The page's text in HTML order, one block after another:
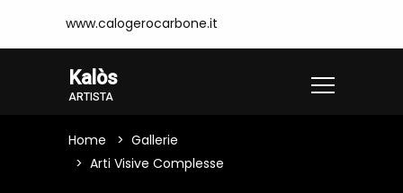
www.calogerocarbone.it
Kalòs
ARTISTA
Home
Gallerie
Arti Visive Complesse